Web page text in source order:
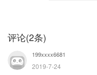
评论(2条)
199xxxx6681
2019-7-24